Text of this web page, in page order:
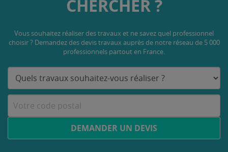
CHERCHER ?
Vous souhaitez réaliser des travaux et ne savez quel professionnel
choisir ? Demandez des devis travaux auprès de notre réseau de 5 000
professionnels partout en France.
DEMANDER UN DEVIS